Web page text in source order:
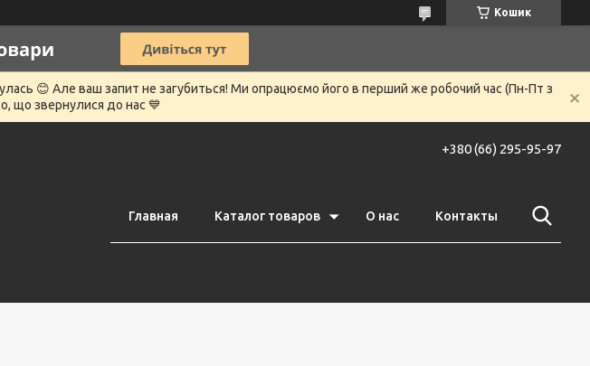
Кошик
😊 Але ваш запит не загубиться! Ми опрацюємо його в перший же робочий час (Пн-Пт з
що звернулися до нас 💙
+380 (66) 295-95-97
Главная Каталог товаров О нас Контакты